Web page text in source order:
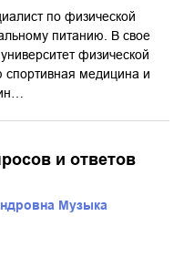
по физической
питанию. В свое
физической
спортивная медицина и
и ответов
Музыка